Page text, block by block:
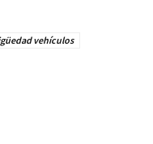
vehículos